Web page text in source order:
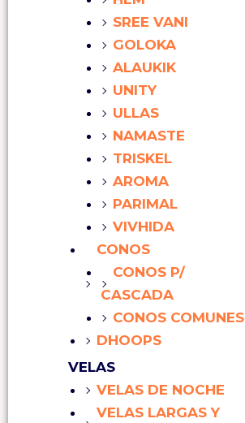
SREE VANI
GOLOKA
ALAUKIK
UNITY
ULLAS
NAMASTE
TRISKEL
AROMA
PARIMAL
VIVHIDA
CONOS
CONOS P/
CASCADA
CONOS COMUNES
DHOOPS
VELAS
VELAS DE NOCHE
VELAS LARGAS Y